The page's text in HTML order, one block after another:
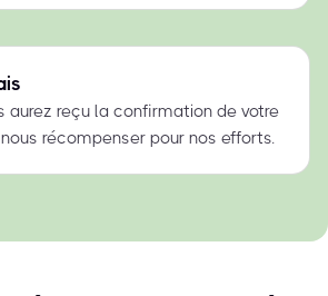
aurez reçu la confirmation de votre
récompenser pour nos efforts.